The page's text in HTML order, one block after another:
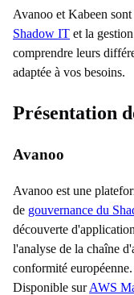
Avanoo et Kabeen
Shadow IT et la
comprendre leurs
adaptée à vos besoins.
Présentation
Avanoo
Avanoo est une
de gouvernance du
découverte
l'analyse de la chaîne
conformité
Disponible surAWS